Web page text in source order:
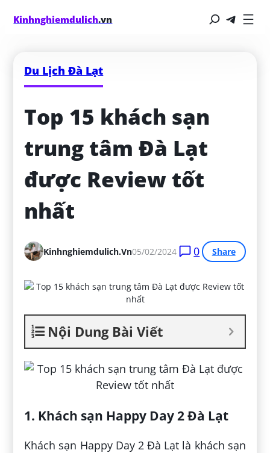
Kinhnghiemdulich.vn
Du Lịch Đà Lạt
Top 15 khách sạn
trung tâm Đà Lạt
được Review tốt
nhất
Kinhnghiemdulich.vn05/02/2024 0 Share
Nội Dung Bài Viết
1. Khách sạn Happy Day 2 Đà Lạt
Khách sạn Happy Day 2 Đà Lạt là khách sạn